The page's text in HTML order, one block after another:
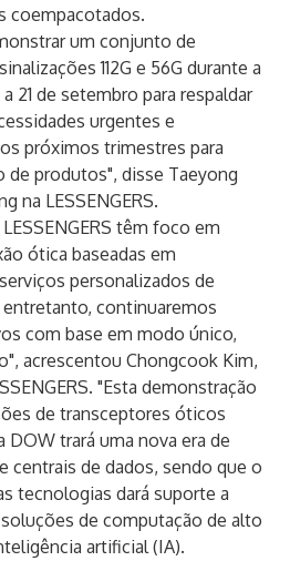
coempacotados.
um conjunto de
112G e 56G durante a
21 de setembro para respaldar
urgentes e
próximos trimestres para
produtos", disse Taeyong
na LESSENGERS.
têm foco em
ótica baseadas em
personalizados de
continuaremos
com base em modo único,
acrescentou Chongcook Kim,
"Esta demonstração
de transceptores óticos
trará uma nova era de
centrais de dados, sendo que o
tecnologias dará suporte a
de computação de alto
artificial (IA).